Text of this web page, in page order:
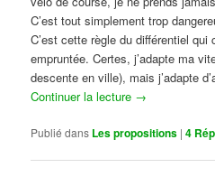
C’est tout simplement trop
C’est cette règle du différentiel
empruntée. Certes, j’adapte ma
descente en ville), mais j’adapte
Continuer la lecture →
Publié dans Les propositions |4